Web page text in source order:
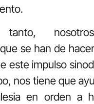
tanto,
se han de
este impulso
nos tiene que
en orden a